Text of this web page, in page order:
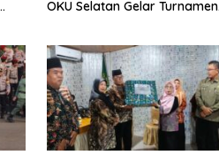
OKU Selatan Gelar Turnamen